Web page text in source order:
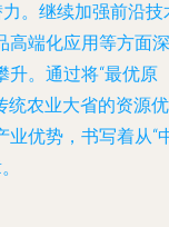
。继续加强前沿技
高端化应用等方面深
升。通过将“最优原
统农业大省的资源优
优势，书写着从“